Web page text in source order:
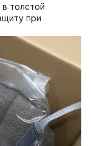
толстой
при